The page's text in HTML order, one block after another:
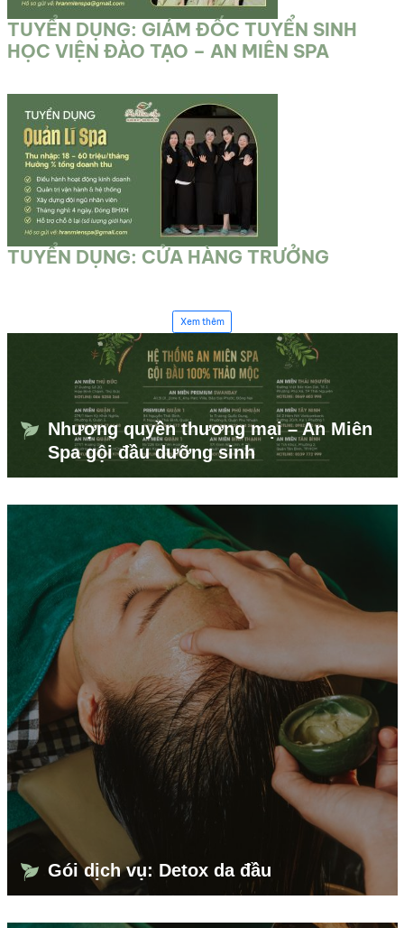
TUYỂN DỤNG: GIÁM ĐỐC TUYỂN SINH
HỌC VIỆN ĐÀO TẠO – AN MIÊN SPA
TUYỂN DỤNG: CỬA HÀNG TRƯỞNG
Xem thêm
Nhượng quyền thương mại – An Miên
Spa gội đầu dưỡng sinh
Gói dịch vụ: Detox da đầu